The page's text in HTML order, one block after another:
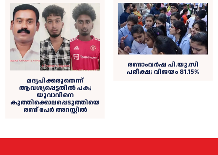
മദ്യപിക്കരുതെന്ന്
ആവശ്യപ്പെട്ടതിൽ പക;
യുവാവിനെ
കുത്തിക്കൊലപ്പെടുത്തിയെ
രണ്ട് പേർ അറസ്റ്റിൽ
രണ്ടാംവർഷ പി.യു.സി
പരീക്ഷ; വിജയം 81.15%